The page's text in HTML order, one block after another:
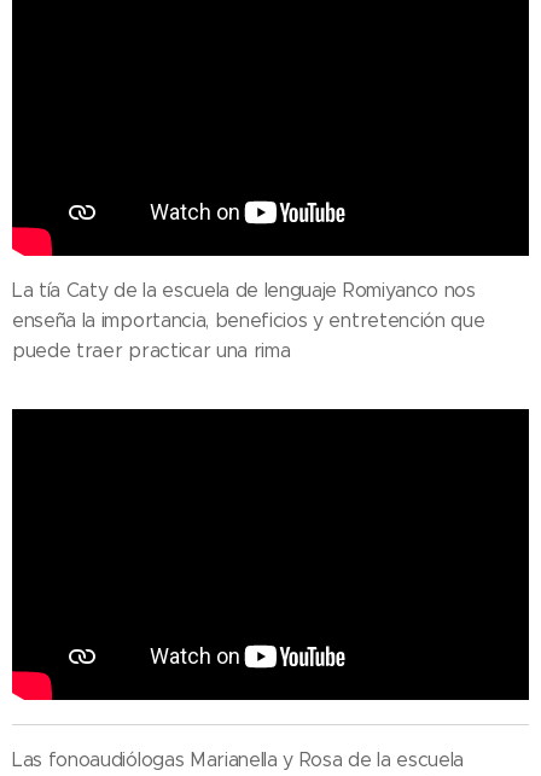
La tía Caty de la escuela de lenguaje Romiyanco nos
enseña la importancia, beneficios y entretención que
puede traer practicar una rima
Las fonoaudiólogas Marianella y Rosa de la escuela